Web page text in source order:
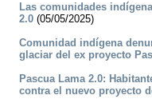
Las comunidades
2.0 (05/05/2025)
Comunidad indígena
glaciar del ex proyecto
Pascua Lama 2.0:
contra el nuevo proyecto